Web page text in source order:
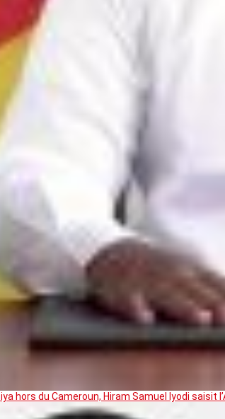
hors du Cameroun, Hiram Samuel Iyodi saisit